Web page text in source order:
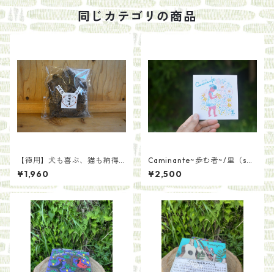
同じカテゴリの商品
【徳用】犬も喜ぶ、猫も納得
の鹿まんま[種類いろいろ]
¥1,960
Caminante~歩む者~/里（sat
o)
¥2,500